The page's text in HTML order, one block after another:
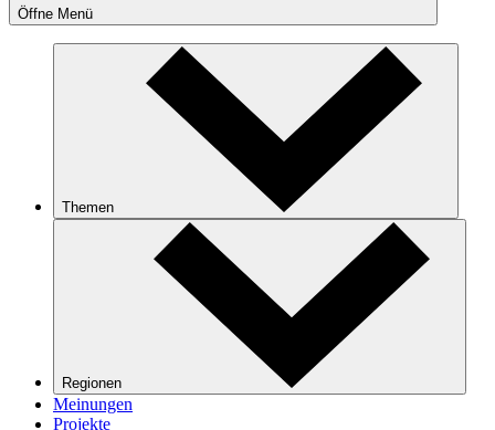
Öffne Menü
Themen
Regionen
Meinungen
Projekte